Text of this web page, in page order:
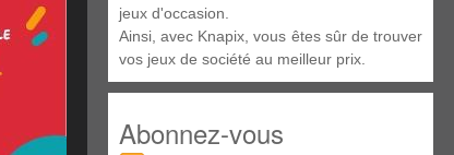
jeux d'occasion.
Ainsi, avec Knapix, vous êtes sûr de trouver
vos jeux de société au meilleur prix.
Abonnez-vous